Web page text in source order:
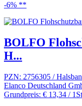
-6% **
BOLFO
H...
PZN: 2756305 /
Elanco Deutschland
Grundpreis: € 13,34 / 1St